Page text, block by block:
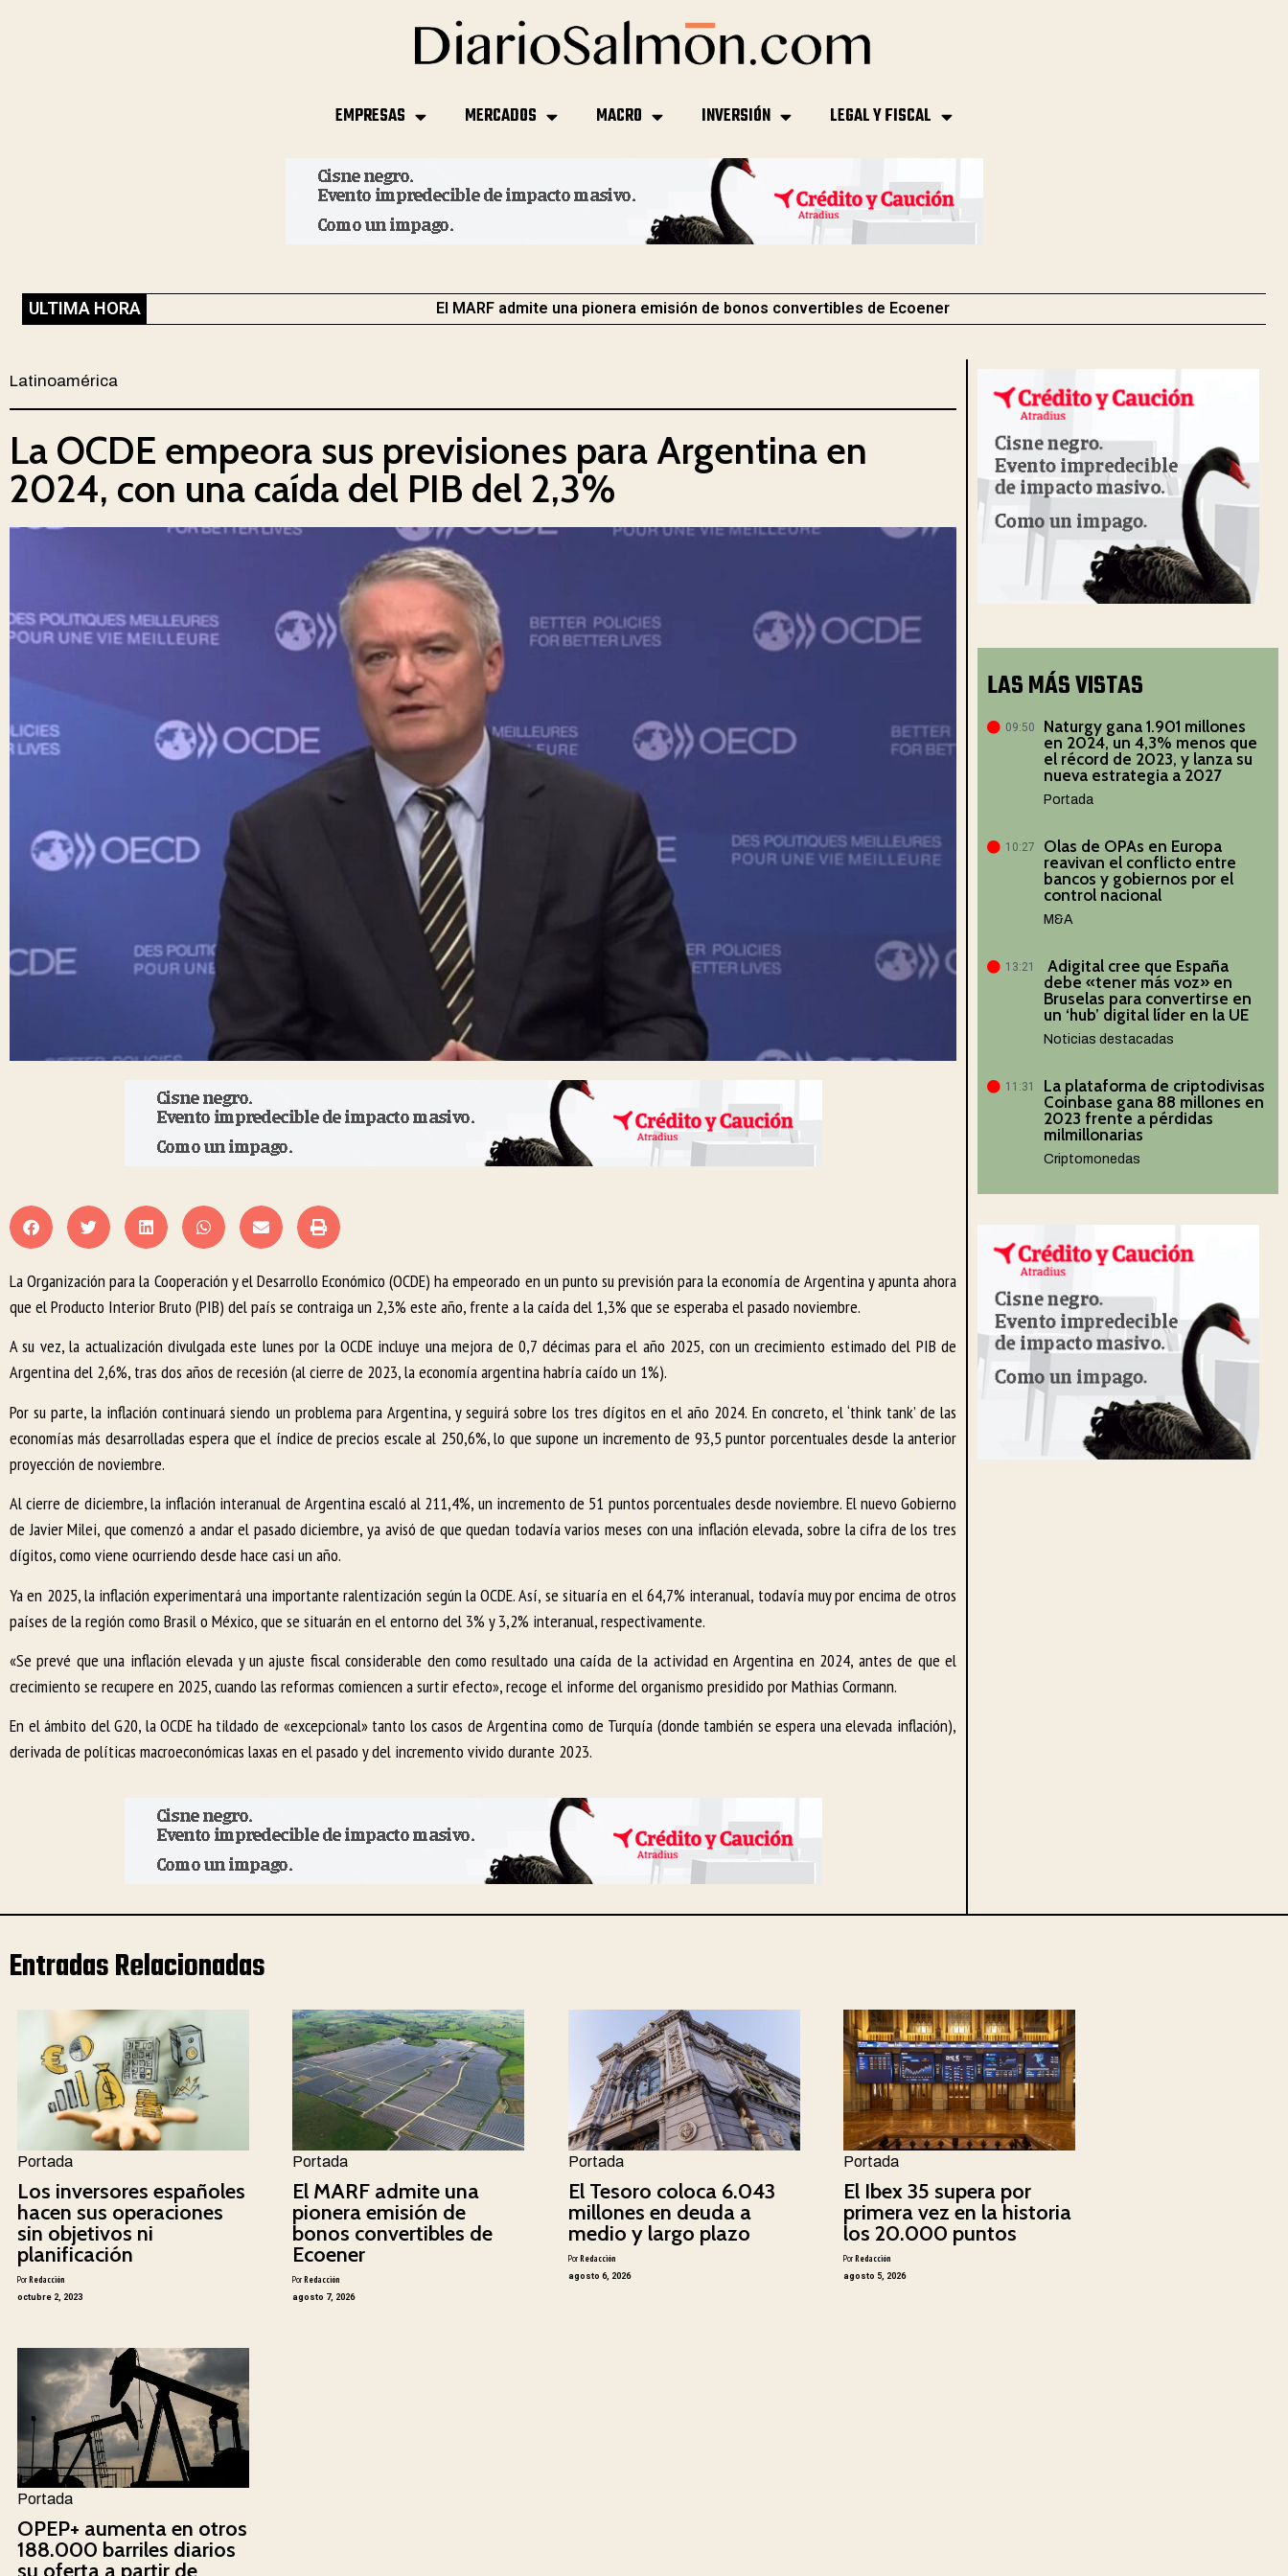
EMPRESAS MERCADOS MACRO INVERSIÓN LEGAL Y FISCAL
ULTIMA HORA El MARF admite una pionera emisión de bonos convertibles de Ecoener
Latinoamérica
La OCDE empeora sus previsiones para Argentina en
2024, con una caída del PIB del 2,3%
La Organización para la Cooperación y el Desarrollo Económico (OCDE) ha empeorado en un punto su previsión para la economía de Argentina y apunta ahora
que el Producto Interior Bruto (PIB) del país se contraiga un 2,3% este año, frente a la caída del 1,3% que se esperaba el pasado noviembre.
A su vez, la actualización divulgada este lunes por la OCDE incluye una mejora de 0,7 décimas para el año 2025, con un crecimiento estimado del PIB de
Argentina del 2,6%, tras dos años de recesión (al cierre de 2023, la economía argentina habría caído un 1%).
Por su parte, la inflación continuará siendo un problema para Argentina, y seguirá sobre los tres dígitos en el año 2024. En concreto, el ‘think tank’ de las
economías más desarrolladas espera que el índice de precios escale al 250,6%, lo que supone un incremento de 93,5 puntor porcentuales desde la anterior
proyección de noviembre.
Al cierre de diciembre, la inflación interanual de Argentina escaló al 211,4%, un incremento de 51 puntos porcentuales desde noviembre. El nuevo Gobierno
de Javier Milei, que comenzó a andar el pasado diciembre, ya avisó de que quedan todavía varios meses con una inflación elevada, sobre la cifra de los tres
dígitos, como viene ocurriendo desde hace casi un año.
Ya en 2025, la inflación experimentará una importante ralentización según la OCDE. Así, se situaría en el 64,7% interanual, todavía muy por encima de otros
países de la región como Brasil o México, que se situarán en el entorno del 3% y 3,2% interanual, respectivamente.
«Se prevé que una inflación elevada y un ajuste fiscal considerable den como resultado una caída de la actividad en Argentina en 2024, antes de que el
crecimiento se recupere en 2025, cuando las reformas comiencen a surtir efecto», recoge el informe del organismo presidido por Mathias Cormann.
En el ámbito del G20, la OCDE ha tildado de «excepcional» tanto los casos de Argentina como de Turquía (donde también se espera una elevada inflación),
derivada de políticas macroeconómicas laxas en el pasado y del incremento vivido durante 2023.
LAS MÁS VISTAS
09:50
Naturgy gana 1.901 millones
en 2024, un 4,3% menos que
el récord de 2023, y lanza su
nueva estrategia a 2027
Portada
10:27
Olas de OPAs en Europa
reavivan el conflicto entre
bancos y gobiernos por el
control nacional
M&A
13:21
Adigital cree que España
debe «tener más voz» en
Bruselas para convertirse en
un ‘hub’ digital líder en la UE
Noticias destacadas
11:31
La plataforma de criptodivisas
Coinbase gana 88 millones en
2023 frente a pérdidas
milmillonarias
Criptomonedas
Entradas Relacionadas
Portada
Los inversores españoles
hacen sus operaciones
sin objetivos ni
planificación
PorRedacción
octubre 2, 2023
Portada
El MARF admite una
pionera emisión de
bonos convertibles de
Ecoener
PorRedacción
agosto 7, 2026
Portada
El Tesoro coloca 6.043
millones en deuda a
medio y largo plazo
PorRedacción
agosto 6, 2026
Portada
El Ibex 35 supera por
primera vez en la historia
los 20.000 puntos
PorRedacción
agosto 5, 2026
Portada
OPEP+ aumenta en otros
188.000 barriles diarios
su oferta a partir de